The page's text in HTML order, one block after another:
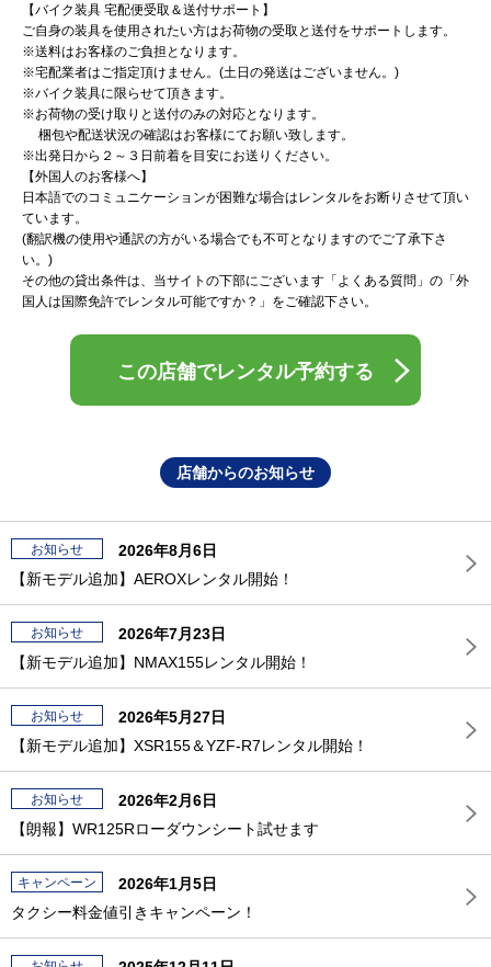
【バイク装具 宅配便受取＆送付サポート】
ご自身の装具を使用されたい方はお荷物の受取と送付をサポートします。
※送料はお客様のご負担となります。
※宅配業者はご指定頂けません。(土日の発送はございません。)
※バイク装具に限らせて頂きます。
※お荷物の受け取りと送付のみの対応となります。
梱包や配送状況の確認はお客様にてお願い致します。
※出発日から２～３日前着を目安にお送りください。
【外国人のお客様へ】
日本語でのコミュニケーションが困難な場合はレンタルをお断りさせて頂い
ています。
(翻訳機の使用や通訳の方がいる場合でも不可となりますのでご了承下さ
い。)
その他の貸出条件は、当サイトの下部にございます「よくある質問」の「外
国人は国際免許でレンタル可能ですか？」をご確認下さい。
この店舗でレンタル予約する
店舗からのお知らせ
お知らせ
2026年8月6日
【新モデル追加】AEROXレンタル開始！
お知らせ
2026年7月23日
【新モデル追加】NMAX155レンタル開始！
お知らせ
2026年5月27日
【新モデル追加】XSR155＆YZF-R7レンタル開始！
お知らせ
2026年2月6日
【朗報】WR125Rローダウンシート試せます
キャンペーン
2026年1月5日
タクシー料金値引きキャンペーン！